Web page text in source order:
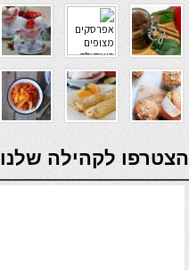
verde casino
הצטרפו לקהילה שלנו